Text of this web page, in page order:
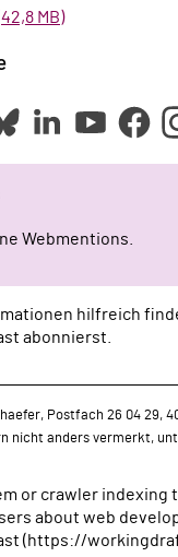
MB)
Webmentions.
hilfreich
abonnierst.
Postfach 26 04 29,
nicht anders vermerkt,
or crawler
about web
(https://